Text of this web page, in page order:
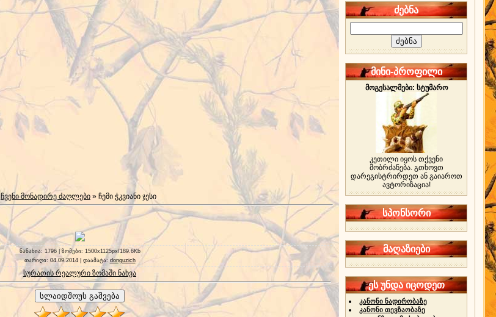
ჩვენი მონადირე ძაღლები » ჩემი ჭკვიანი ჯესი
ნანახია: 1796 | ზომები: 1500x1125px/189.6Kb
თარიღი: 04.09.2014 | დაამატა: donguzich
სურათის რეალური ზომაში ნახვა
ძებნა
მინი-პროფილი
მოგესალმები: სტუმარო
კეთილი იყოს თქვენი
მობრძანება. გთხოვთ
დარეგისტრირდეთ ან გაიაროთ
ავტორიზაცია!
სპონსორი
მაღაზიები
ეს უნდა იცოდეთ
კანონი ნადირობაზე
კანონი თევზაობაზე